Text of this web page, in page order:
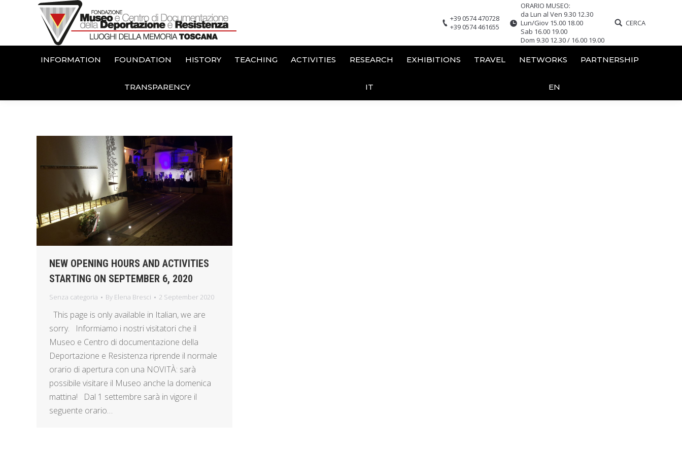
+39 0574 470728
+39 0574 461655
ORARIO MUSEO:
da Lun al Ven 9.30 12.30
Lun/Giov 15.00 18.00
Sab 16.00 19.00
Dom 9.30 12.30 / 16.00 19.00
CERCA
INFORMATION FOUNDATION HISTORY TEACHING ACTIVITIES RESEARCH EXHIBITIONS TRAVEL NETWORKS PARTNERSHIP
TRANSPARENCY IT EN
NEW OPENING HOURS AND ACTIVITIES
STARTING ON SEPTEMBER 6, 2020
Senza categoria By Elena Bresci 2 September 2020
This page is only available in Italian, we are
sorry. Informiamo i nostri visitatori che il
Museo e Centro di documentazione della
Deportazione e Resistenza riprende il normale
orario di apertura con una NOVITÀ: sarà
possibile visitare il Museo anche la domenica
mattina! Dal 1 settembre sarà in vigore il
seguente orario…